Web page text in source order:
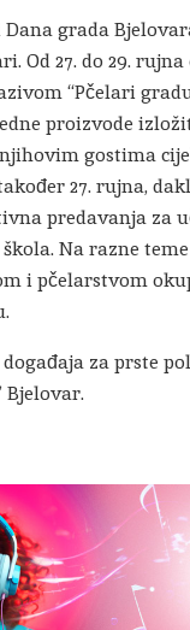
grada
Od 27. do 29.
“Pčelari
proizvode
gostima
27. rujna,
predavanja za
Na razne
i pčelarstvom
za prste
Bjelovar.